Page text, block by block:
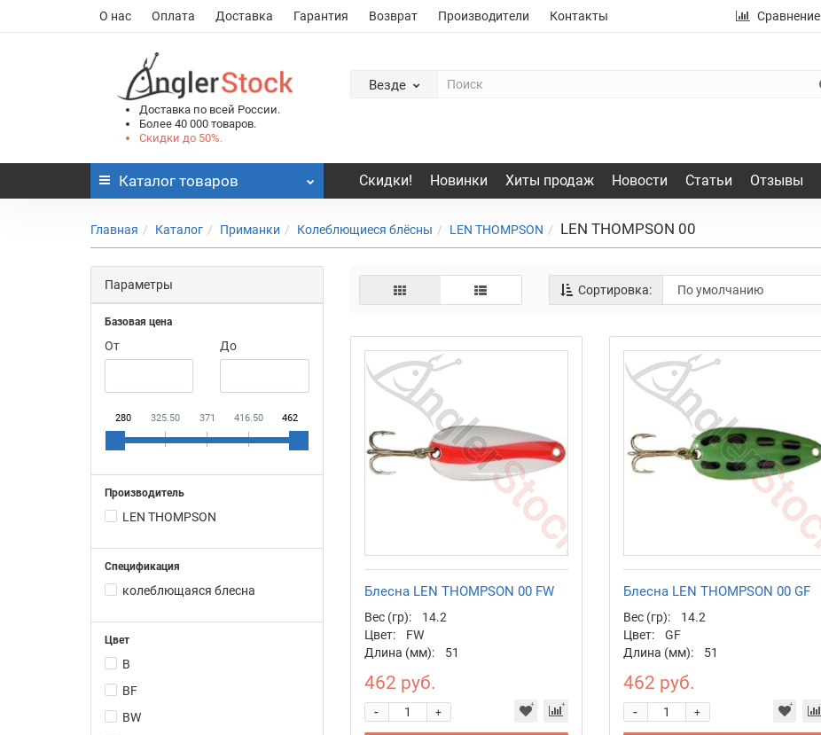
О нас Оплата Доставка Гарантия Возврат Производители Контакты Сравнение
Доставка по всей России.
Более 40 000 товаров.
Скидки до 50%.
Везде
Каталог товаров Скидки! Новинки Хиты продаж Новости Статьи Отзывы
Главная Каталог Приманки Колеблющиеся блёсны LEN THOMPSON LEN THOMPSON 00
Параметры
Базовая цена
От До
280 325.50 371 416.50 462
Производитель
LEN THOMPSON
Спецификация
колеблющаяся блесна
Цвет
B
BF
BW
Сортировка:
Блесна LEN THOMPSON 00 FW
Вес (гр):
14.2
Цвет:
FW
Длина (мм):
51
462 руб.
+
-
Блесна LEN THOMPSON 00 GF
Вес (гр):
14.2
Цвет:
GF
Длина (мм):
51
462 руб.
+
-